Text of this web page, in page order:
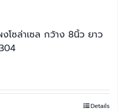
โซล่าเซล กว้าง 8นิ้ว ยาว
Details